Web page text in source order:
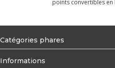
points convertibles
Catégories phares
Informations